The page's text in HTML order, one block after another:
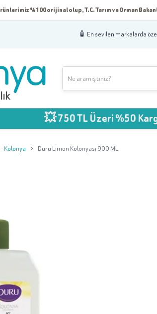
%100 orijinal olup, T.C. Tarım ve Orman
🧴 En sevilen markalarda
💥 750 TL Üzeri %50 Kargo
Kolonya Duru Limon Kolonyası 900 ML